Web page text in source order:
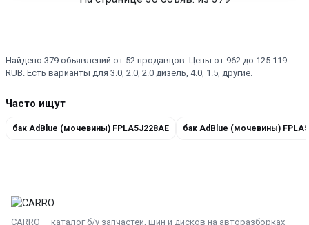
Найдено 379 объявлений от 52 продавцов. Цены от 962 до 125 119
RUB. Есть варианты для 3.0, 2.0, 2.0 дизель, 4.0, 1.5, другие.
Часто ищут
бак AdBlue (мочевины) FPLA5J228AE бак AdBlue (мочевины)
CARRO — каталог б/у запчастей, шин и дисков на авторазборках